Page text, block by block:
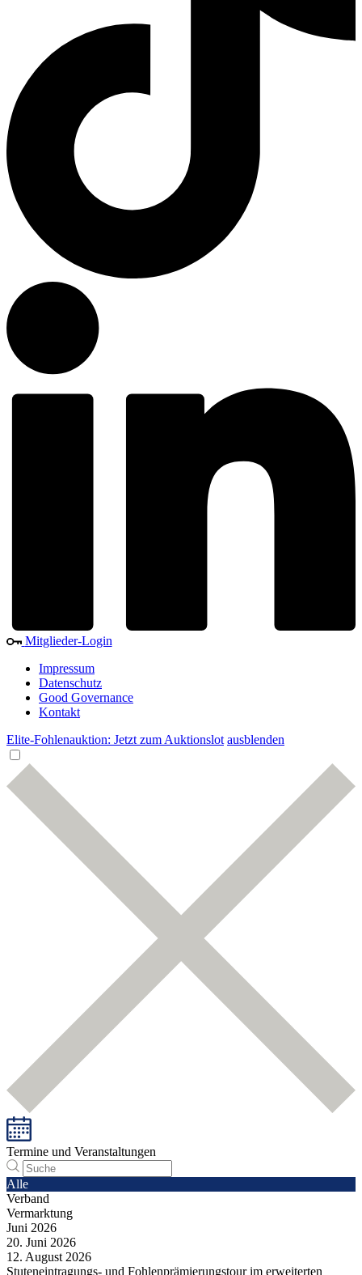
Mitglieder-Login
Impressum
Datenschutz
Good Governance
Kontakt
Elite-Fohlenauktion: Jetzt zum Auktionslot ausblenden
Termine und Veranstaltungen
Alle
Verband
Vermarktung
Juni 2026
20. Juni 2026
12. August 2026
Stuteneintragungs- und Fohlenprämierungstour im erweiterten